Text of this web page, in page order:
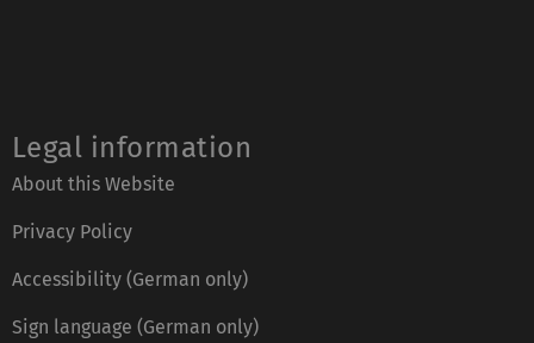
Legal information
About this Website
Privacy Policy
Accessibility (German only)
Sign language (German only)